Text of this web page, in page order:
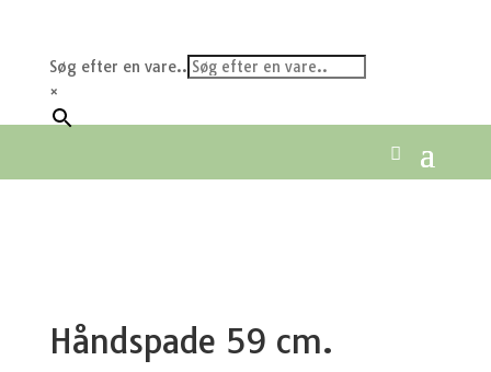
Søg efter en vare..
×
Håndspade 59 cm.